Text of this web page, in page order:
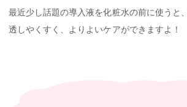
最近少し話題の導入液を化粧水の前に使うと
透しやくすく、よりよいケアができますよ！